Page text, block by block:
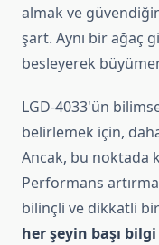
almak ve
şart. Aynı bir ağaç
besleyerek
LGD-4033'ün
belirlemek için,
Ancak, bu noktada
Performans artırma
bilinçli ve dikkatli bir
her şeyin başı